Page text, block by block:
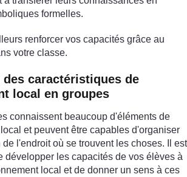
formelles.
renforcer vos capacités grâce au
votre classe.
des caractéristiques de
local en groupes
connaissent beaucoup d'éléments de
et peuvent être capables d'organiser
de l'endroit où se trouvent les choses. Il est
développer les capacités de vos élèves à
local et de donner un sens à ces